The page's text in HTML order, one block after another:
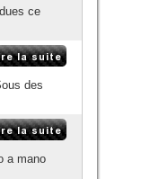
ce
des
a mano